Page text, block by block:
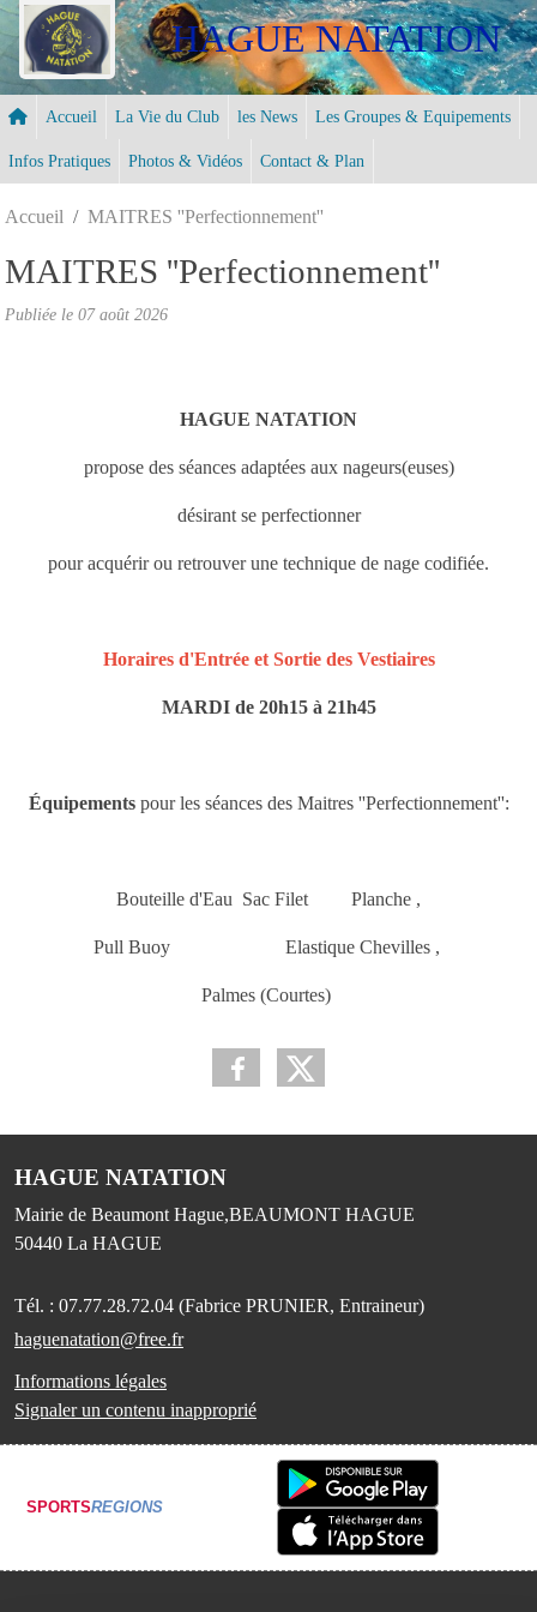
HAGUE NATATION
Accueil La Vie du Club les News Les Groupes & Equipements
Infos Pratiques Photos & Vidéos Contact & Plan
Accueil MAITRES ''Perfectionnement''
MAITRES ''Perfectionnement''
Publiée le 07 août 2026
HAGUE NATATION
propose des séances adaptées aux nageurs(euses)
désirant se perfectionner
pour acquérir ou retrouver une technique de nage codifiée.
Horaires d'Entrée et Sortie des Vestiaires
MARDI de 20h15 à 21h45
Équipementspour les séances des Maitres ''Perfectionnement'':
Bouteille d'Eau Sac Filet Planche ,
Pull Buoy Elastique Chevilles ,
Palmes (Courtes)
HAGUE NATATION
Mairie de Beaumont Hague,BEAUMONT HAGUE
50440 La HAGUE
Tél. : 07.77.28.72.04 (Fabrice PRUNIER, Entraineur)
haguenatation@free.fr
Informations légales
Signaler un contenu inapproprié
SPORTSREGIONS
Panneau de gestion des cookies